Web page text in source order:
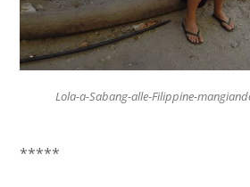
Lola-a-Sabang-alle-Filippine-
*****